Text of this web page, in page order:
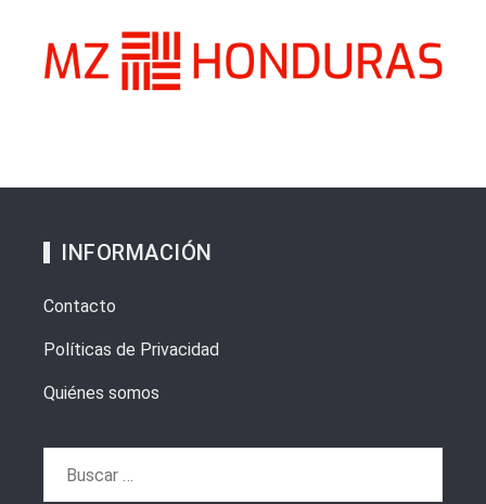
INFORMACIÓN
Contacto
Políticas de Privacidad
Quiénes somos